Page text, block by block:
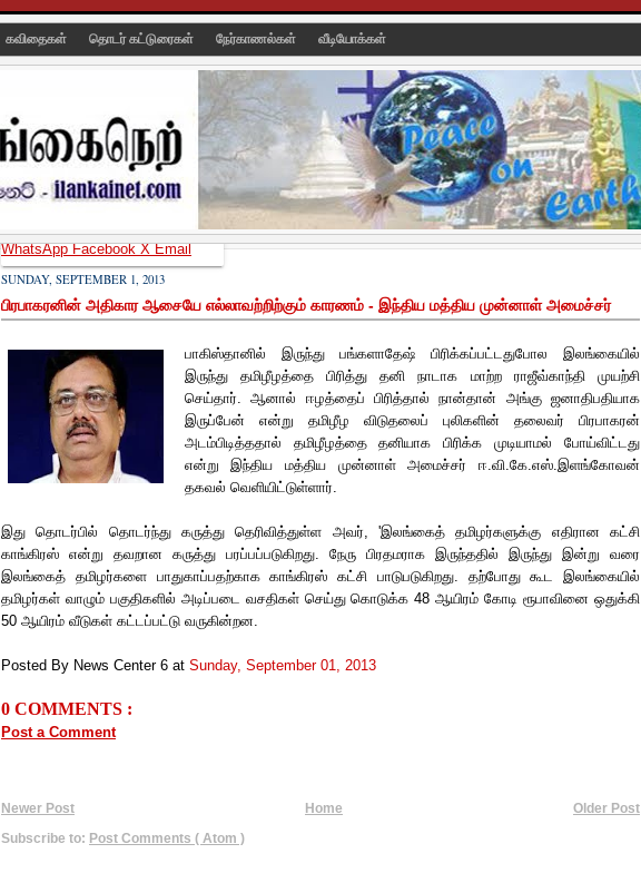
கவிதைகள் தொடர் கட்டுரைகள் நேர்காணல்கள் வீடியோக்கள்
SUNDAY, SEPTEMBER 1, 2013
பிரபாகரனின் அதிகார ஆசையே எல்லாவற்றிற்கும் காரணம் - இந்திய மத்திய முன்னாள் அமைச்சர்
பாகிஸ்தானில் இருந்து பங்களாதேஷ் பிரிக்கப்பட்டதுபோல இலங்கையில்
இருந்து தமிழீழத்தை பிரித்து தனி நாடாக மாற்ற ராஜீவ்காந்தி முயற்சி
செய்தார். ஆனால் ஈழத்தைப் பிரித்தால் நான்தான் அங்கு ஜனாதிபதியாக
இருப்பேன் என்று தமிழீழ விடுதலைப் புலிகளின் தலைவர் பிரபாகரன்
அடம்பிடித்ததால் தமிழீழத்தை தனியாக பிரிக்க முடியாமல் போய்விட்டது
என்று இந்திய மத்திய முன்னாள் அமைச்சர் ஈ.வி.கே.எஸ்.இளங்கோவன்
தகவல் வெளியிட்டுள்ளார்.
இது தொடர்பில் தொடர்ந்து கருத்து தெரிவித்துள்ள அவர், 'இலங்கைத் தமிழர்களுக்கு எதிரான கட்சி
காங்கிரஸ் என்று தவறான கருத்து பரப்பப்படுகிறது. நேரு பிரதமராக இருந்ததில் இருந்து இன்று வரை
இலங்கைத் தமிழர்களை பாதுகாப்பதற்காக காங்கிரஸ் கட்சி பாடுபடுகிறது. தற்போது கூட இலங்கையில்
தமிழர்கள் வாழும் பகுதிகளில் அடிப்படை வசதிகள் செய்து கொடுக்க 48 ஆயிரம் கோடி ரூபாவினை ஒதுக்கி
50 ஆயிரம் வீடுகள் கட்டப்பட்டு வருகின்றன.
Posted By News Center 6 at Sunday, September 01, 2013
0 COMMENTS :
Post a Comment
Newer Post Older Post
Home
Subscribe to: Post Comments ( Atom )
WhatsAppFacebookXEmail